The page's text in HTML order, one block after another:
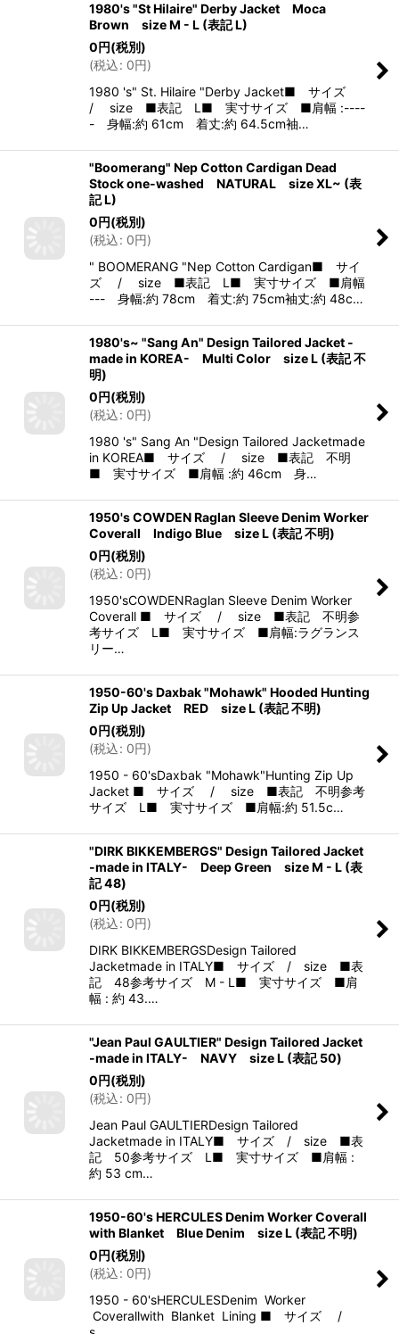
1980's "St Hilaire" Derby Jacket Moca
Brown size M - L (表記 L)
0円(税別)
(税込: 0円)
1980 's" St. Hilaire "Derby Jacket■ サイズ
/ size ■表記 L■ 実寸サイズ ■肩幅 :----
- 身幅:約 61cm 着丈:約 64.5cm袖…
"Boomerang" Nep Cotton Cardigan Dead
Stock one-washed NATURAL size XL~ (表
記 L)
0円(税別)
(税込: 0円)
" BOOMERANG "Nep Cotton Cardigan■ サイ
ズ / size ■表記 L■ 実寸サイズ ■肩幅
--- 身幅:約 78cm 着丈:約 75cm袖丈:約 48c…
1980's~ "Sang An" Design Tailored Jacket -
made in KOREA- Multi Color size L (表記 不
明)
0円(税別)
(税込: 0円)
1980 's" Sang An "Design Tailored Jacketmade
in KOREA■ サイズ / size ■表記 不明
■ 実寸サイズ ■肩幅 :約 46cm 身…
1950's COWDEN Raglan Sleeve Denim Worker
Coverall Indigo Blue size L (表記 不明)
0円(税別)
(税込: 0円)
1950'sCOWDENRaglan Sleeve Denim Worker
Coverall ■ サイズ / size ■表記 不明参
考サイズ L■ 実寸サイズ ■肩幅:ラグランス
リー…
1950-60's Daxbak "Mohawk" Hooded Hunting
Zip Up Jacket RED size L (表記 不明)
0円(税別)
(税込: 0円)
1950 - 60'sDaxbak "Mohawk"Hunting Zip Up
Jacket ■ サイズ / size ■表記 不明参考
サイズ L■ 実寸サイズ ■肩幅:約 51.5c…
"DIRK BIKKEMBERGS" Design Tailored Jacket
-made in ITALY- Deep Green size M - L (表
記 48)
0円(税別)
(税込: 0円)
DIRK BIKKEMBERGSDesign Tailored
Jacketmade in ITALY■ サイズ / size ■表
記 48参考サイズ M - L■ 実寸サイズ ■肩
幅 : 約 43.…
"Jean Paul GAULTIER" Design Tailored Jacket
-made in ITALY- NAVY size L (表記 50)
0円(税別)
(税込: 0円)
Jean Paul GAULTIERDesign Tailored
Jacketmade in ITALY■ サイズ / size ■表
記 50参考サイズ L■ 実寸サイズ ■肩幅 :
約 53 cm…
1950-60's HERCULES Denim Worker Coverall
with Blanket Blue Denim size L (表記 不明)
0円(税別)
(税込: 0円)
1950 - 60'sHERCULESDenim Worker
Coverallwith Blanket Lining ■ サイズ /